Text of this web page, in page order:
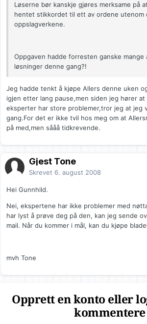
Løserne bør kanskje gjøres merksame på
hentet stikkordet til ett av ordene utenom
oppslagverkene.
Oppgaven hadde forresten ganske mange
løsninger denne gang?!
Jeg hadde tenkt å kjøpe Allers denne uken
igjen etter lang pause,men siden jeg hører
eksperter har store problemer,tror jeg at jeg
gang.For det er ikke tvil hos meg om at
på med,men sååå tidkrevende.
Gjest Tone
Skrevet 6. august 2008
Hei Gunnhild.
Nei, ekspertene har ikke problemer med
har lyst å prøve deg på den, kan jeg sende
mail. Når du kommer i mål, kan du kjøpe
mvh Tone
Opprett en konto eller
kommentere